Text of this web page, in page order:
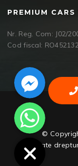
PREMIUM
Nr. Reg. Com: J02/
Cod fiscal:
©
Toate
Facebook Messenger
WhatsApp